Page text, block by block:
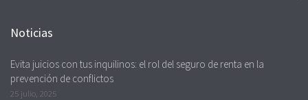
Noticias
Evita juicios con tus inquilinos: el rol del seguro de renta en la
prevención de conflictos
25 julio, 2025